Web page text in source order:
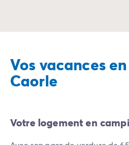
Vos vacances
Caorle
Votre logement en